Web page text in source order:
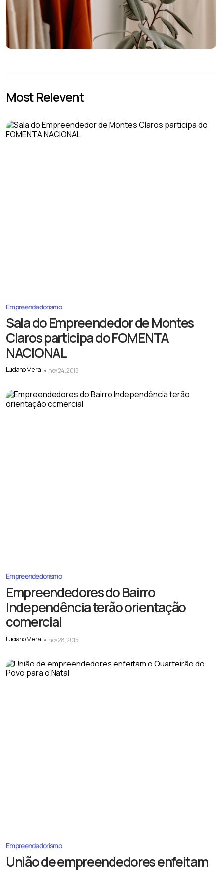
Most Relevent
Empreendedorismo
Sala do Empreendedor de Montes
Claros participa do FOMENTA
NACIONAL
Luciano Meira nov 24, 2015
Empreendedorismo
Empreendedores do Bairro
Independência terão orientação
comercial
Luciano Meira nov 28, 2015
Empreendedorismo
União de empreendedores enfeitam